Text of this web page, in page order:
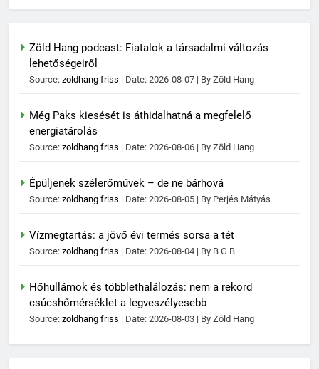
Zöld Hang podcast: Fiatalok a társadalmi változás
lehetőségeiről
Source: zoldhang friss Date: 2026-08-07 By Zöld Hang
Még Paks kiesését is áthidalhatná a megfelelő
energiatárolás
Source: zoldhang friss Date: 2026-08-06 By Zöld Hang
Épüljenek szélerőművek – de ne bárhová
Source: zoldhang friss Date: 2026-08-05 By Perjés Mátyás
Vízmegtartás: a jövő évi termés sorsa a tét
Source: zoldhang friss Date: 2026-08-04 By B G B
Hőhullámok és többlethalálozás: nem a rekord
csúcshőmérséklet a legveszélyesebb
Source: zoldhang friss Date: 2026-08-03 By Zöld Hang